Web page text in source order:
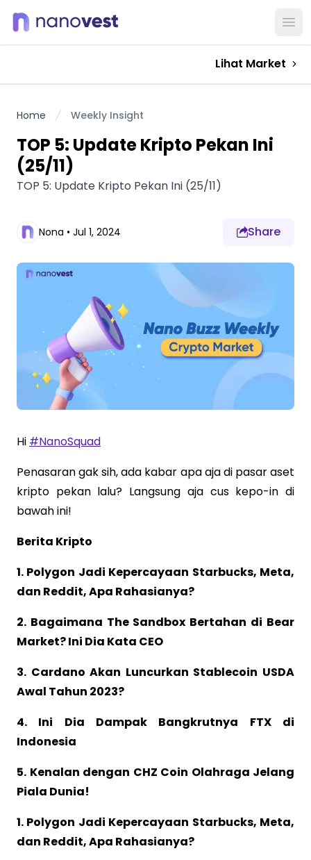
Lihat Market
Home Weekly Insight
TOP 5: Update Kripto Pekan Ini
(25/11)
TOP 5: Update Kripto Pekan Ini (25/11)
Nona • Jul 1, 2024 Share
Hi #NanoSquad
Penasaran gak sih, ada kabar apa aja di pasar aset
kripto pekan lalu? Langsung aja cus kepo-in di
bawah ini!
Berita Kripto
1. Polygon Jadi Kepercayaan Starbucks, Meta,
dan Reddit, Apa Rahasianya?
2. Bagaimana The Sandbox Bertahan di Bear
Market? Ini Dia Kata CEO
3. Cardano Akan Luncurkan Stablecoin USDA
Awal Tahun 2023?
4. Ini Dia Dampak Bangkrutnya FTX di
Indonesia
5. Kenalan dengan CHZ Coin Olahraga Jelang
Piala Dunia!
1. Polygon Jadi Kepercayaan Starbucks, Meta,
dan Reddit, Apa Rahasianya?